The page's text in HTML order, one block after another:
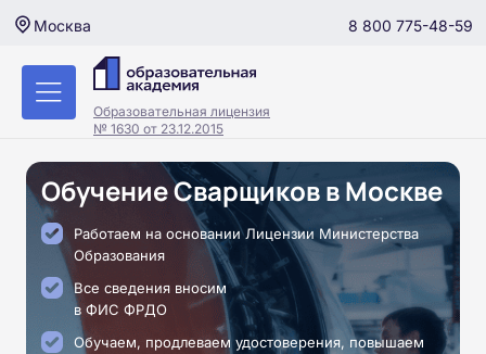
Москва 8 800 775-48-59
Образовательная лицензия
№ 1630 от 23.12.2015
Обучение Сварщиков в Москве
Работаем на основании Лицензии Министерства
Образования
Все сведения вносим
в ФИС ФРДО
Обучаем, продлеваем удостоверения, повышаем